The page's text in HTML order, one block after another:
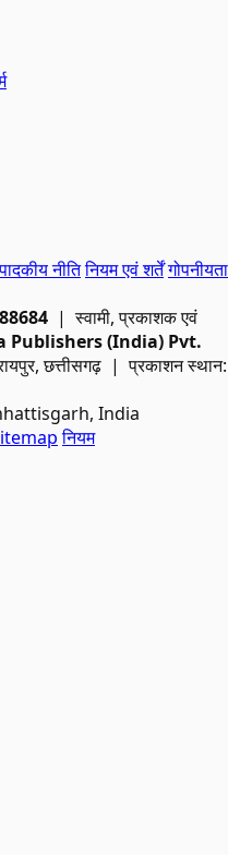
नीतिनियम एवं शर्तेंगोपनीयता
| स्वामी, प्रकाशक एवं
Publishers (India) Pvt.
छत्तीसगढ़ | प्रकाशन स्थान:
India
नियम